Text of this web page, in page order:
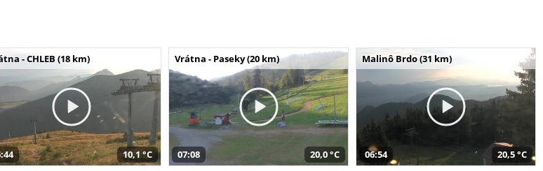
- CHLEB (18 km)
10,1 °C
Vrátna - Paseky (20 km)
07:08 20,0 °C
Malinô Brdo (31 km)
06:54 20,5 °C